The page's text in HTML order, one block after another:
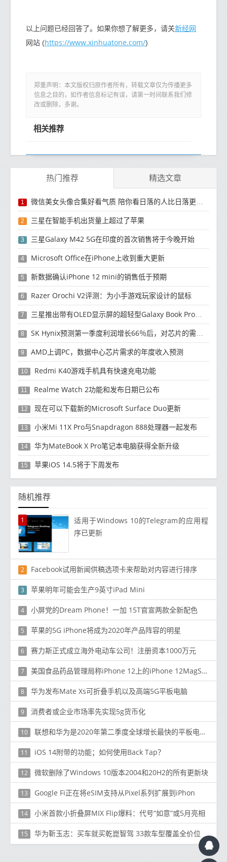
以上问题已经回答了。如果你想了解更多，请关新经网
网站 (https://www.xinhuatone.com/)
郑重声明：本文版权归原作者所有，转载文章仅为传播更多
信息之目的，如作者信息标记有误，请第一时间联系我们修
改或删除，多谢。
相关推荐
热门推荐 精选文章
1 微信美女头像合集好看气质 陪你看日落的人比日落更浪漫
2 三星在智能手机出货量上超过了苹果
3 三星Galaxy M42 5G在印度的首次销售将于今晚开始
4 Microsoft Office在iPhone上收到重大更新
5 新数据确认iPhone 12 mini的销售低于预期
6 Razer Orochi V2评测：为小手游戏玩家设计的鼠标
7 三星推出带有OLED显示屏的超轻型Galaxy Book Pro和Galaxy Book Pro 360笔记本电脑
8 SK Hynix预测第一季度利润增长66％后，对芯片的需求将增强
9 AMD上调PC，数据中心芯片需求的年度收入预测
10 Redmi K40游戏手机具有快速充电功能
11 Realme Watch 2功能和发布日期已公布
12 现在可以下载新的Microsoft Surface Duo更新
13 小米Mi 11X Pro与Snapdragon 888处理器一起发布
14 华为MateBook X Pro笔记本电脑获得全新升级
15 苹果iOS 14.5将于下周发布
随机推荐
1
适用于Windows 10的Telegram的应用程
序已更新
2 Facebook试用新闻供稿选项卡来帮助对内容进行排序
3 苹果明年可能会生产9英寸iPad Mini
4 小屏党的Dream Phone！一加 15T官宣两款全新配色
5 苹果的5G iPhone将成为2020年产品阵容的明星
6 赛力斯正式成立海外电动车公司！注册资本1000万元
7 美国食品药品管理局称iPhone 12上的iPhone 12MagSafe对使用可植入健康设备的用户构成低健康风险
8 华为发布Mate Xs可折叠手机以及高端5G平板电脑
9 消费者或企业市场率先实现5g货币化
10 联想和华为是2020年第二季度全球增长最快的平板电脑品牌
11 iOS 14附带的功能；如何使用Back Tap？
12 微软删除了Windows 10版本2004和20H2的所有更新块
13 Google Fi正在将eSIM支持从Pixel系列扩展到iPhon
14 小米首款小折叠屏MIX Flip爆料：代号“如意”或5月亮相
15 华为靳玉志：买车就买乾崑智驾 33款车型覆盖全价位